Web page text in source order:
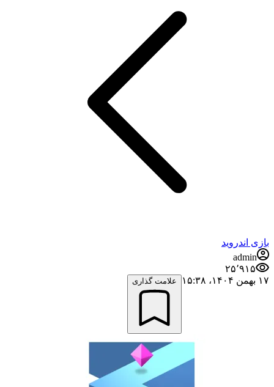
بازی اندروید
admin
۲۵٬۹۱۵
۱۷ بهمن ۱۴۰۴،‏ ۱۵:۳۸
علامت گذاری